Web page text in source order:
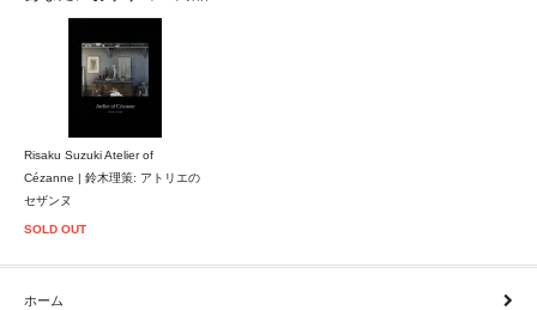
Risaku Suzuki Atelier of
Cézanne | 鈴木理策: アトリエの
セザンヌ
SOLD OUT
ホーム